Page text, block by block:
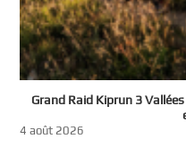
Grand Raid Kiprun 3
4 août 2026